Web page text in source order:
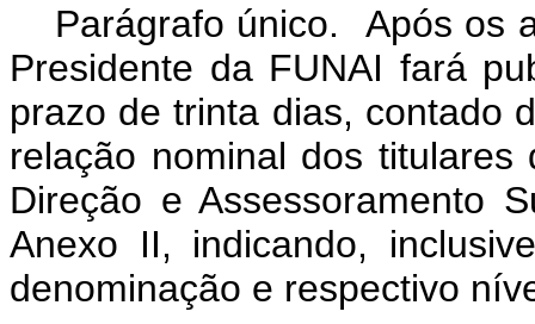
Parágrafo único. Após os
Presidente da FUNAI fará
prazo de trinta dias, contado
relação nominal dos
Direção e Assessoramento
Anexo II, indicando,
denominação e respectivo